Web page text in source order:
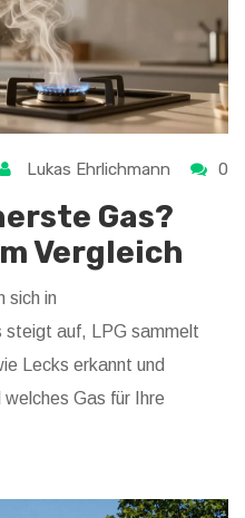
Lukas Ehrlichmann 0
Gas?
Vergleich
sich in
steigt auf, LPG sammelt
Lecks erkannt und
Gas für Ihre